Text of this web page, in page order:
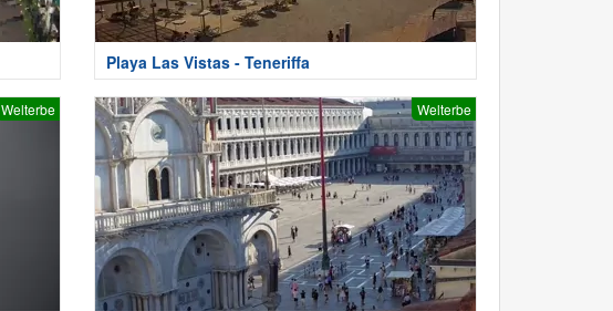
Playa Las Vistas - Teneriffa
Welterbe Welterbe